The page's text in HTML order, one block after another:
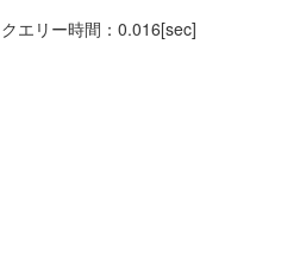
クエリー時間：0.016[sec]